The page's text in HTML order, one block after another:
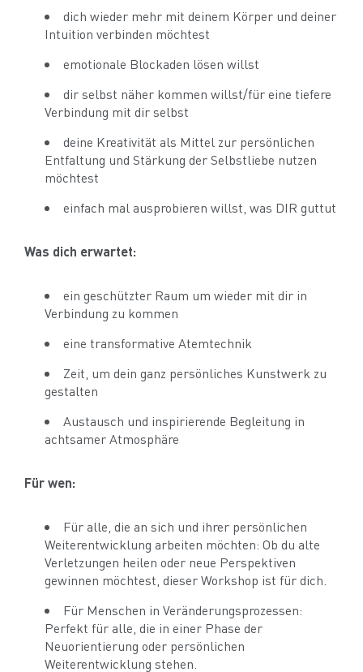
dich wieder mehr mit deinem Körper und deiner
Intuition verbinden möchtest
emotionale Blockaden lösen willst
dir selbst näher kommen willst/für eine tiefere
Verbindung mit dir selbst
deine Kreativität als Mittel zur persönlichen
Entfaltung und Stärkung der Selbstliebe nutzen
möchtest
einfach mal ausprobieren willst, was DIR guttut
Was dich erwartet:
ein geschützter Raum um wieder mit dir in
Verbindung zu kommen
eine transformative Atemtechnik
Zeit, um dein ganz persönliches Kunstwerk zu
gestalten
Austausch und inspirierende Begleitung in
achtsamer Atmosphäre
Für wen:
Für alle, die an sich und ihrer persönlichen
Weiterentwicklung arbeiten möchten: Ob du alte
Verletzungen heilen oder neue Perspektiven
gewinnen möchtest, dieser Workshop ist für dich.
Für Menschen in Veränderungsprozessen:
Perfekt für alle, die in einer Phase der
Neuorientierung oder persönlichen
Weiterentwicklung stehen.